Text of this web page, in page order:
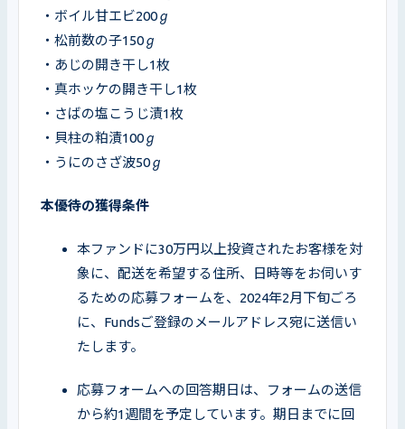
・ボイル甘エビ200ℊ
・松前数の子150ℊ
・あじの開き干し1枚
・真ホッケの開き干し1枚
・さばの塩こうじ漬1枚
・貝柱の粕漬100ℊ
・うにのさざ波50ℊ
本優待の獲得条件
本ファンドに30万円以上投資されたお客様を対
象に、配送を希望する住所、日時等をお伺いす
るための応募フォームを、2024年2月下旬ごろ
に、Fundsご登録のメールアドレス宛に送信い
たします。
応募フォームへの回答期日は、フォームの送信
から約1週間を予定しています。期日までに回